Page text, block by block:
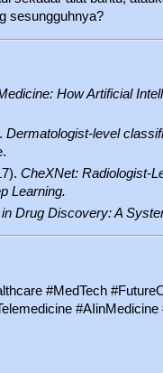
sesungguhnya?
How Artificial
Dermatologist-level
CheXNet: Radiologist-
Learning.
Drug Discovery: A
#MedTech